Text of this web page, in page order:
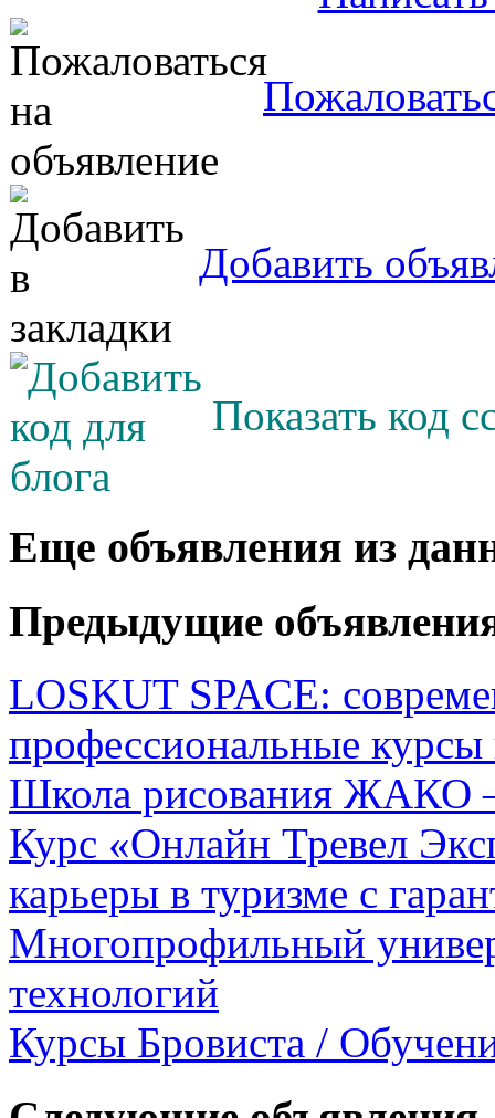
Добавить
Показать код
Еще объявления из
Предыдущие
LOSKUT SPACE:
профессиональные курсы
Школа рисования ЖАКО –
Курс «Онлайн Тревел
карьеры в туризме с
Многопрофильный
технологий
Курсы Бровиста /